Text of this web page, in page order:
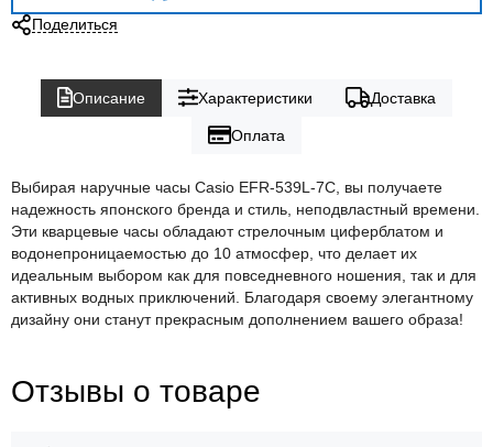
Поделиться
Описание Характеристики Доставка
Оплата
Выбирая наручные часы Casio EFR-539L-7C, вы получаете
надежность японского бренда и стиль, неподвластный времени.
Эти кварцевые часы обладают стрелочным циферблатом и
водонепроницаемостью до 10 атмосфер, что делает их
идеальным выбором как для повседневного ношения, так и для
активных водных приключений. Благодаря своему элегантному
дизайну они станут прекрасным дополнением вашего образа!
Отзывы о товаре